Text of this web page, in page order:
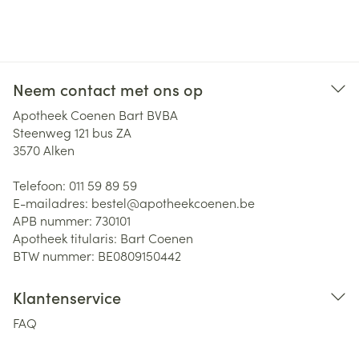
Neem contact met ons op
Apotheek Coenen Bart BVBA
Steenweg 121 bus ZA
3570Alken
Telefoon: 011 59 89 59
E-mailadres: bestel@apotheekcoenen.be
APB nummer: 730101
Apotheek titularis: Bart Coenen
BTW nummer: BE0809150442
Klantenservice
FAQ